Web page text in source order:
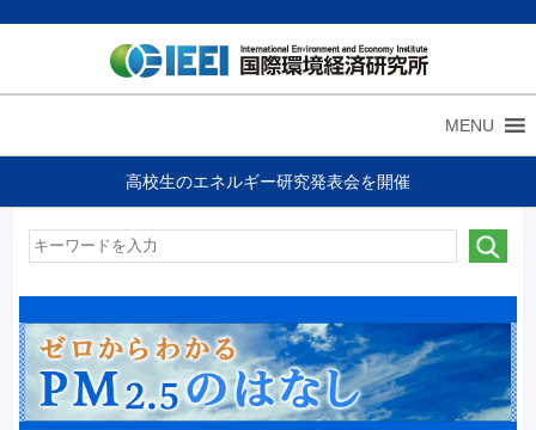
MENU
高校生のエネルギー研究発表会を開催